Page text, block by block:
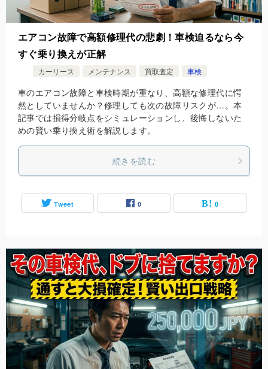
エアコン故障で高額修理代の悲劇！車検迫るなら今
すぐ乗り換えが正解
カーリース メンテナンス 買取査定 車検
車のエアコン故障と車検時期が重なり、高額な修理代に愕
然としていませんか？修理しても次の故障リスクが…。本
記事では損得分岐点をシミュレーションし、後悔しないた
めの賢い乗り換え術を解説します。
続きを読む
Tweet 0 0